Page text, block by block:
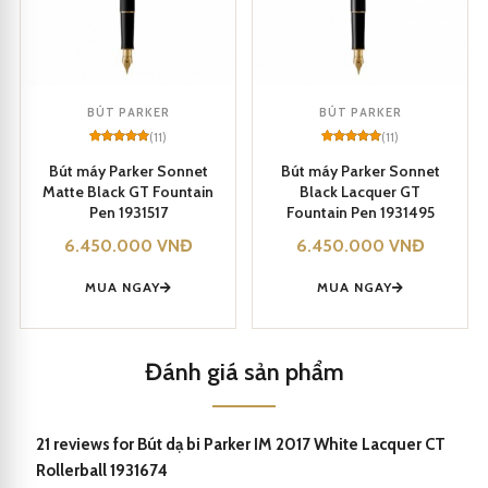
Parker IM 2017 White Lacquer CT Rollerball 1931674
Với cơ chế mực lỏng mượt mà, nhanh khô giúp bút này giúp bạn
viết êm ái và dễ dàng.
BÚT PARKER
out of 5
based on
customer
(11)
Bút máy Parker Sonnet
Matte Black GT Fountain
Pen 1931517
6.450.000 VNĐ
MUA NGAY
BÚT PARKER
out of 5
based on
customer
(11)
Bút máy Parker Sonnet
Black Lacquer GT
Fountain Pen 1931495
6.450.000 VNĐ
MUA NGAY
Đánh giá sản phẩm
21 reviews for Bút dạ bi Parker IM 2017 White Lacquer CT
Rollerball 1931674